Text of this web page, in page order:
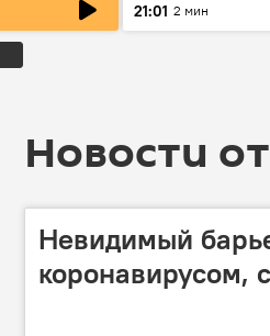
21:01 2 мин
Новости
Невидимый
коронавирусом,